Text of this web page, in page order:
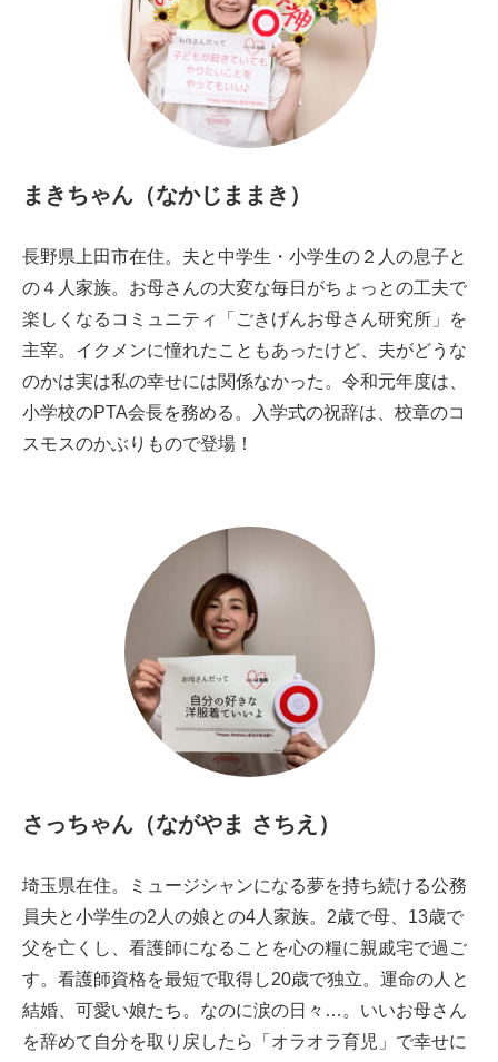
まきちゃん（なかじままき）
長野県上田市在住。 夫と中学生・小学生の２人の息子と
の４人家族。お母さんの大変な毎日がちょっとの工夫で
楽しくなるコミュニティ「ごきげんお母さん研究所」を
主宰。イクメンに憧れたこともあったけど、夫がどうな
のかは実は私の幸せには関係なかった。令和元年度は、
小学校のPTA会長を務める。入学式の祝辞は、校章のコ
スモスのかぶりもので登場！
さっちゃん（ながやま さちえ）
埼玉県在住。
ミュージシャンになる夢を持ち続ける公務
員夫と小学生の2人の娘との4人家族。 2歳で母、13歳で
父を亡くし、看護師になることを心の糧に親戚宅で過ご
す。看護師資格を最短で取得し20歳で独立。 運命の人と
結婚、可愛い娘たち。なのに涙の日々…。いいお母さん
を辞めて自分を取り戻したら「オラオラ育児」で幸せに